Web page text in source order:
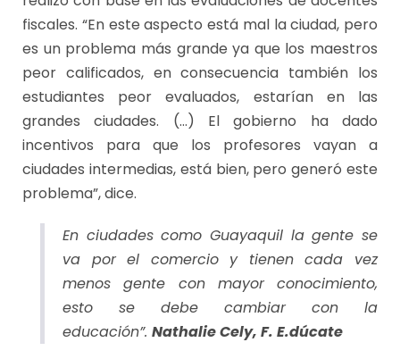
fiscales. “En este aspecto está mal la ciudad, pero
es un problema más grande ya que los maestros
peor calificados, en consecuencia también los
estudiantes peor evaluados, estarían en las
grandes ciudades. (…) El gobierno ha dado
incentivos para que los profesores vayan a
ciudades intermedias, está bien, pero generó este
problema”, dice.
En ciudades como Guayaquil la gente se
va por el comercio y tienen cada vez
menos gente con mayor conocimiento,
esto se debe cambiar con la
educación”. Nathalie Cely, F. E.dúcate